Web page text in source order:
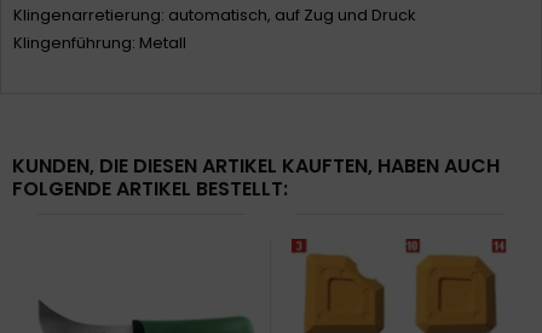
Klingenarretierung: automatisch, auf Zug und Druck
Klingenführung: Metall
KUNDEN, DIE DIESEN ARTIKEL KAUFTEN, HABEN AUCH
FOLGENDE ARTIKEL BESTELLT: